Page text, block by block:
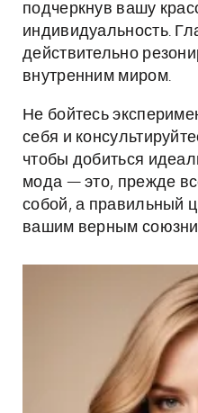
подчеркнув вашу
индивидуальность.
действительно
внутренним миром.
Не бойтесь
себя и
чтобы добиться
мода — это, прежде
собой, а правильный
вашим верным